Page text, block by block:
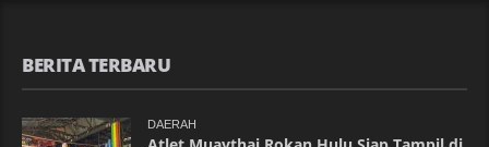
BERITA TERBARU
DAERAH